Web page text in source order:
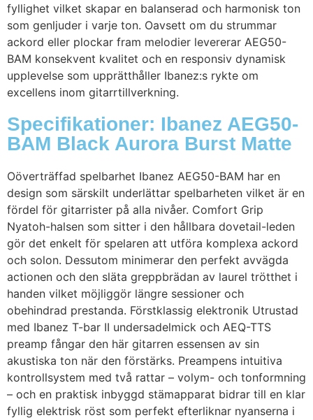
fyllighet vilket skapar en balanserad och harmonisk ton
som genljuder i varje ton. Oavsett om du strummar
ackord eller plockar fram melodier levererar AEG50-
BAM konsekvent kvalitet och en responsiv dynamisk
upplevelse som upprätthåller Ibanez:s rykte om
excellens inom gitarrtillverkning.
Specifikationer: Ibanez AEG50-
BAM Black Aurora Burst Matte
Oöverträffad spelbarhet Ibanez AEG50-BAM har en
design som särskilt underlättar spelbarheten vilket är en
fördel för gitarrister på alla nivåer. Comfort Grip
Nyatoh-halsen som sitter i den hållbara dovetail-leden
gör det enkelt för spelaren att utföra komplexa ackord
och solon. Dessutom minimerar den perfekt avvägda
actionen och den släta greppbrädan av laurel trötthet i
handen vilket möjliggör längre sessioner och
obehindrad prestanda. Förstklassig elektronik Utrustad
med Ibanez T-bar II undersadelmick och AEQ-TTS
preamp fångar den här gitarren essensen av sin
akustiska ton när den förstärks. Preampens intuitiva
kontrollsystem med två rattar – volym- och tonformning
– och en praktisk inbyggd stämapparat bidrar till en klar
fyllig elektrisk röst som perfekt efterliknar nyanserna i